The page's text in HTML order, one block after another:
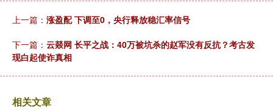
上一篇： 涨盈配 下调至0，央行释放稳汇率信号
下一篇： 云燚网 长平之战：40万被坑杀的赵军没有反抗？考古发
现白起使诈真相
相关文章